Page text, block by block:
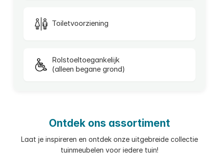
Toiletvoorziening
Rolstoeltoegankelijk
(alleen begane grond)
Ontdek ons assortiment
Laat je inspireren en ontdek onze uitgebreide collectie
tuinmeubelen voor iedere tuin!